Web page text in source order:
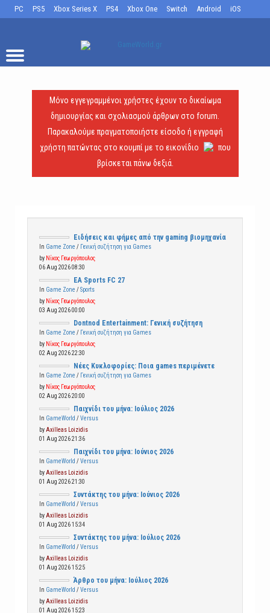
PC PS5 Xbox Series X PS4 Xbox One Switch Android iOS
Μόνο εγγεγραμμένοι χρήστες έχουν το δικαίωμα
δημιουργίας και σχολιασμού άρθρων στο forum.
Παρακαλούμε πραγματοποιήστε είσοδο ή εγγραφή
χρήστη πατώντας στο κουμπί με το εικονίδιο
που
βρίσκεται πάνω δεξιά.
Ειδήσεις και φήμες από την gaming βιομηχανία
In Game Zone / Γενική συζήτηση για Games
by Νίκος Γεωργόπουλος
06 Aug 2026 08:30
EA Sports FC 27
In Game Zone /Sports
by Νίκος Γεωργόπουλος
03 Aug 2026 00:00
Dontnod Entertainment: Γενική συζήτηση
In Game Zone / Γενική συζήτηση για Games
by Νίκος Γεωργόπουλος
02 Aug 2026 22:30
Νέες Κυκλοφορίες: Ποια games περιμένετε
In Game Zone / Γενική συζήτηση για Games
by Νίκος Γεωργόπουλος
02 Aug 2026 20:00
Παιχνίδι του μήνα: Ιούλιος 2026
In GameWorld /Versus
by Axilleas Loizidis
01 Aug 2026 21:36
Παιχνίδι του μήνα: Ιούνιος 2026
In GameWorld /Versus
by Axilleas Loizidis
01 Aug 2026 21:30
Συντάκτης του μήνα: Ιούνιος 2026
In GameWorld /Versus
by Axilleas Loizidis
01 Aug 2026 15:34
Συντάκτης του μήνα: Ιούλιος 2026
In GameWorld /Versus
by Axilleas Loizidis
01 Aug 2026 15:25
Άρθρο του μήνα: Ιούλιος 2026
In GameWorld /Versus
by Axilleas Loizidis
01 Aug 2026 15:23